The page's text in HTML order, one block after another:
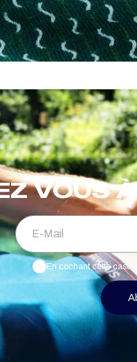
VOUS
E-Mail
En cochant cette case,